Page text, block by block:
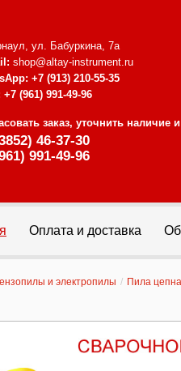
ул. Бабуркина, 7а
shop@altay-instrument.ru
+7 (913) 210-55-35
+7 (961) 991-49-96
заказ, уточнить наличие
46-37-30
991-49-96
Оплата и доставка
и электропилы / Пила